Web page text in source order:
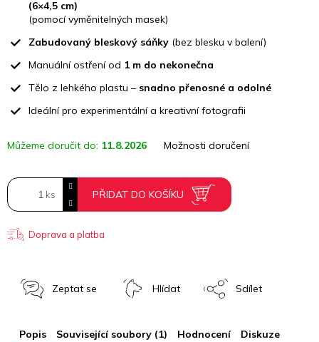
Můžeme doručit do: 11.8.2026 Možnosti doručení
PŘIDAT DO KOŠÍKU
(6×4,5 cm)
(pomocí vyměnitelných masek)
Zabudovaný bleskový sáňky (bez blesku v balení)
Manuální ostření od 1 m do nekonečna
Tělo z lehkého plastu – snadno přenosné a odolné
Ideální pro experimentální a kreativní fotografii
Doprava a platba
Zeptat se Hlídat Sdílet
Popis Související soubory (1) Hodnocení Diskuze